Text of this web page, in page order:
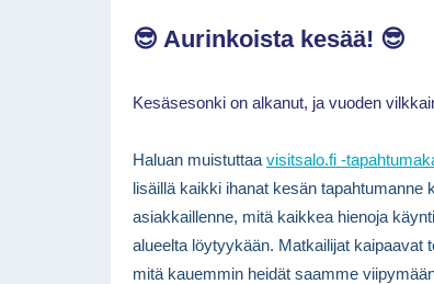
😎 Aurinkoista kesää! 😎
Kesäsesonki on alkanut, ja vuoden
Haluan muistuttaa visitsalo.fi -
lisäillä kaikki ihanat kesän tapahtumanne
asiakkaillenne, mitä kaikkea hienoja
alueelta löytyykään. Matkailijat kaipaavat
mitä kauemmin heidät saamme